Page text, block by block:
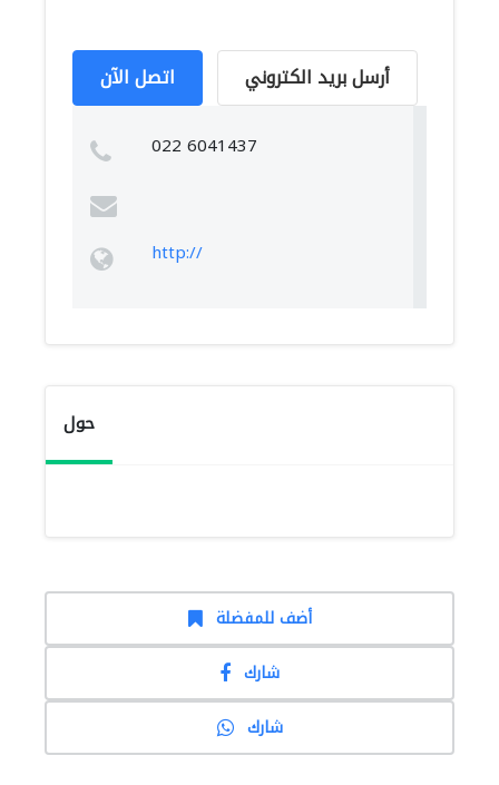
اتصل الآن أرسل بريد الكتروني
022 6041437
http://
حول
أضف للمفضلة
شارك
شارك